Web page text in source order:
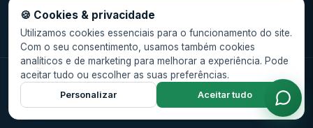
emissora. As TAEG e taxas são indicativas e podem variar.
© 2026 Ibericash. Todos os direitos reservados.
🍪 Gerir cookies
🍪 Cookies & privacidade
Utilizamos cookies essenciais para o funcionamento do site.
Com o seu consentimento, usamos também cookies
analíticos e de marketing para melhorar a experiência. Pode
aceitar tudo ou escolher as suas preferências.
Personalizar Aceitar tudo